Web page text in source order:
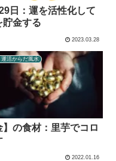
日：運を活性化して
貯金する
2023.03.28
活からだ風水
】の食材：里芋でコロ
2022.01.16